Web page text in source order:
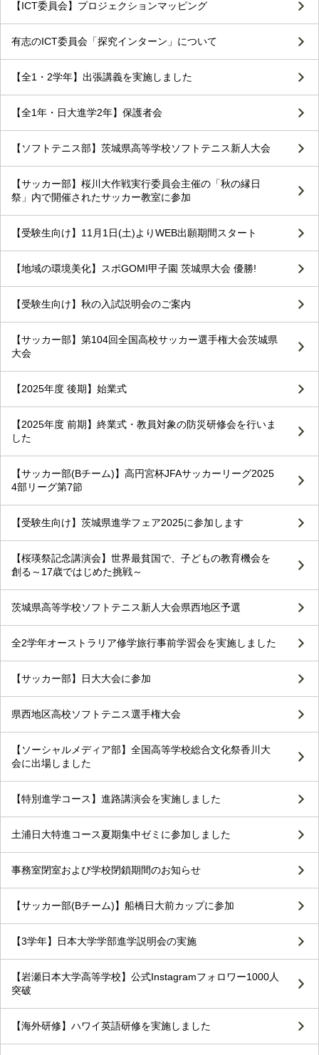
【ICT委員会】プロジェクションマッピング
有志のICT委員会「探究インターン」について
【全1・2学年】出張講義を実施しました
【全1年・日大進学2年】保護者会
【ソフトテニス部】茨城県高等学校ソフトテニス新人大会
【サッカー部】桜川大作戦実行委員会主催の「秋の縁日
祭」内で開催されたサッカー教室に参加
【受験生向け】11月1日(土)よりWEB出願期間スタート
【地域の環境美化】スポGOMI甲子園 茨城県大会 優勝!
【受験生向け】秋の入試説明会のご案内
【サッカー部】第104回全国高校サッカー選手権大会茨城県
大会
【2025年度 後期】始業式
【2025年度 前期】終業式・教員対象の防災研修会を行いま
した
【サッカー部(Bチーム)】高円宮杯JFAサッカーリーグ2025
4部リーグ第7節
【受験生向け】茨城県進学フェア2025に参加します
【桜瑛祭記念講演会】世界最貧国で、子どもの教育機会を
創る～17歳ではじめた挑戦～
茨城県高等学校ソフトテニス新人大会県西地区予選
全2学年オーストラリア修学旅行事前学習会を実施しました
【サッカー部】日大大会に参加
県西地区高校ソフトテニス選手権大会
【ソーシャルメディア部】全国高等学校総合文化祭香川大
会に出場しました
【特別進学コース】進路講演会を実施しました
土浦日大特進コース夏期集中ゼミに参加しました
事務室閉室および学校閉鎖期間のお知らせ
【サッカー部(Bチーム)】船橋日大前カップに参加
【3学年】日本大学学部進学説明会の実施
【岩瀬日本大学高等学校】公式Instagramフォロワー1000人
突破
【海外研修】ハワイ英語研修を実施しました